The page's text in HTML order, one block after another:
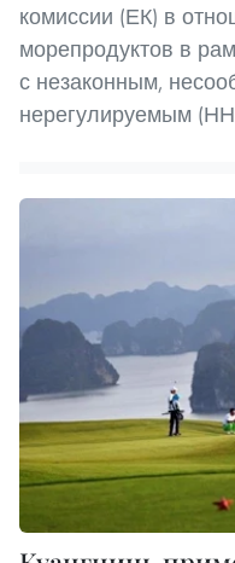
комиссии (ЕК) в
морепродуктов в
с незаконным,
нерегулируемым